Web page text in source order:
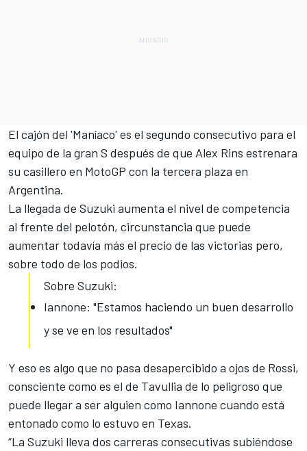
El cajón del 'Maníaco' es el segundo consecutivo para el
equipo de la gran S después de que Alex Rins estrenara
su casillero en MotoGP con la tercera plaza en
Argentina.
La llegada de Suzuki aumenta el nivel de competencia
al frente del pelotón, circunstancia que puede
aumentar todavía más el precio de las victorias pero,
sobre todo de los podios.
Sobre Suzuki:
Iannone: "Estamos haciendo un buen desarrollo
y se ve en los resultados"
Y eso es algo que no pasa desapercibido a ojos de Rossi,
consciente como es el de Tavullia de lo peligroso que
puede llegar a ser alguien como Iannone cuando está
entonado como lo estuvo en Texas.
“La Suzuki lleva dos carreras consecutivas subiéndose